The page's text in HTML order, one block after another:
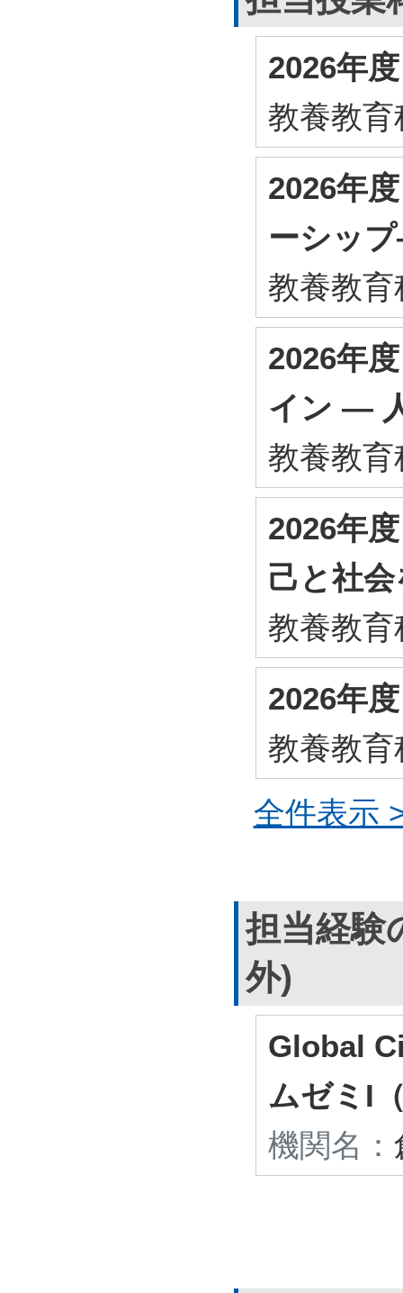
2026年
教養教育
2026年
ーシッ
教養教育
2026年
イン ―
教養教育
2026年
己と社
教養教育
2026年
教養教育
全件表示
担当経験
外)
Global
ムゼミI
機関名：